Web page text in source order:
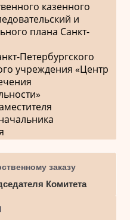
казенного
и
плана Санкт-
Петербургского
учреждения «Центр
заказу
Комитета